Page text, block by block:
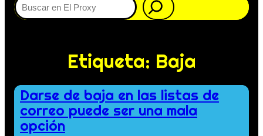
Etiqueta: Baja
Darse de baja en las listas de
correo puede ser una mala
opción